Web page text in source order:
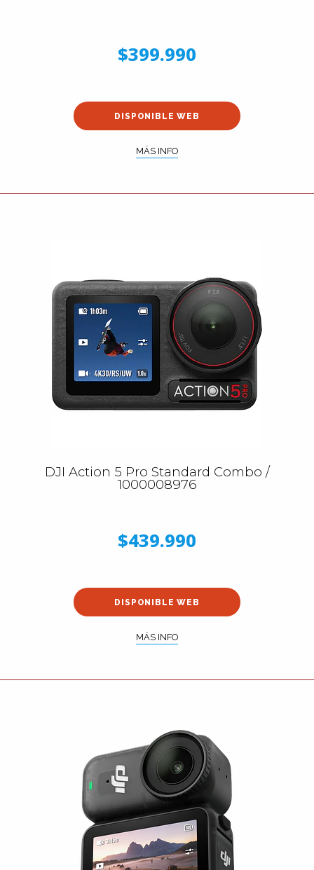
$399.990
DISPONIBLE WEB
MÁS INFO
DJI Action 5 Pro Standard Combo /
1000008976
$439.990
DISPONIBLE WEB
MÁS INFO